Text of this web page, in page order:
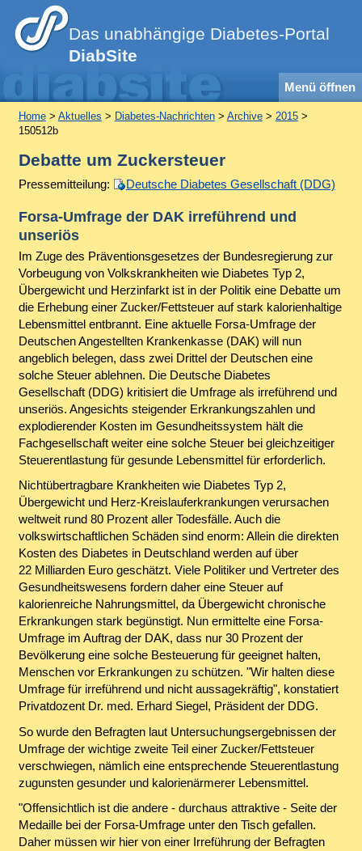
Das unabhängige Diabetes-Portal
DiabSite
Menü öffnen
Home> Aktuelles > Diabetes-Nachrichten> Archive> 2015>
150512b
Debatte um Zuckersteuer
Pressemitteilung: Deutsche Diabetes Gesellschaft (DDG)
Forsa-Umfrage der DAK irreführend und
unseriös
Im Zuge des Präventionsgesetzes der Bundesregierung zur
Vorbeugung von Volkskrankheiten wie Diabetes Typ 2,
Übergewicht und Herzinfarkt ist in der Politik eine Debatte um
die Erhebung einer Zucker/Fettsteuer auf stark kalorienhaltige
Lebensmittel entbrannt. Eine aktuelle Forsa-Umfrage der
Deutschen Angestellten Krankenkasse (DAK) will nun
angeblich belegen, dass zwei Drittel der Deutschen eine
solche Steuer ablehnen. Die Deutsche Diabetes
Gesellschaft (DDG) kritisiert die Umfrage als irreführend und
unseriös. Angesichts steigender Erkrankungszahlen und
explodierender Kosten im Gesundheitssystem hält die
Fachgesellschaft weiter eine solche Steuer bei gleichzeitiger
Steuerentlastung für gesunde Lebensmittel für erforderlich.
Nichtübertragbare Krankheiten wie Diabetes Typ 2,
Übergewicht und Herz-Kreislauferkrankungen verursachen
weltweit rund 80 Prozent aller Todesfälle. Auch die
volkswirtschaftlichen Schäden sind enorm: Allein die direkten
Kosten des Diabetes in Deutschland werden auf über
22 Milliarden Euro geschätzt. Viele Politiker und Vertreter des
Gesundheitswesens fordern daher eine Steuer auf
kalorienreiche Nahrungsmittel, da Übergewicht chronische
Erkrankungen stark begünstigt. Nun ermittelte eine Forsa-
Umfrage im Auftrag der DAK, dass nur 30 Prozent der
Bevölkerung eine solche Besteuerung für geeignet halten,
Menschen vor Erkrankungen zu schützen. "Wir halten diese
Umfrage für irreführend und nicht aussagekräftig", konstatiert
Privatdozent Dr. med. Erhard Siegel, Präsident der DDG.
So wurde den Befragten laut Untersuchungsergebnissen der
Umfrage der wichtige zweite Teil einer Zucker/Fettsteuer
verschwiegen, nämlich eine entsprechende Steuerentlastung
zugunsten gesunder und kalorienärmerer Lebensmittel.
"Offensichtlich ist die andere - durchaus attraktive - Seite der
Medaille bei der Forsa-Umfrage unter den Tisch gefallen.
Daher müssen wir hier von einer Irreführung der Befragten